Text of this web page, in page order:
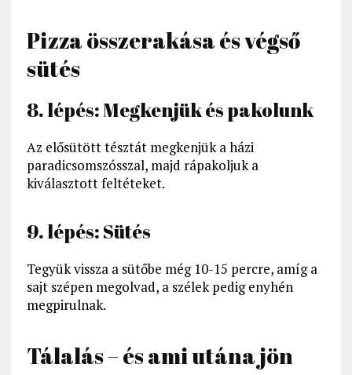
Pizza összerakása és végső
sütés
8. lépés: Megkenjük és pakolunk
Az elősütött tésztát megkenjük a házi
paradicsomszósszal, majd rápakoljuk a
kiválasztott feltéteket.
9. lépés: Sütés
Tegyük vissza a sütőbe még 10-15 percre, amíg a
sajt szépen megolvad, a szélek pedig enyhén
megpirulnak.
Tálalás – és ami utána jön